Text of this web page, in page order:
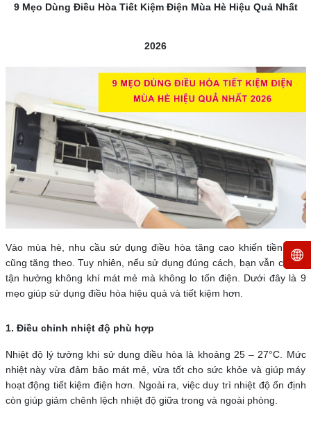
9 Mẹo Dùng Điều Hòa Tiết Kiệm Điện Mùa Hè Hiệu Quả Nhất
2026
Vào mùa hè, nhu cầu sử dụng điều hòa tăng cao khiến tiền điện
cũng tăng theo. Tuy nhiên, nếu sử dụng đúng cách, bạn vẫn có thể
tận hưởng không khí mát mẻ mà không lo tốn điện. Dưới đây là 9
mẹo giúp sử dụng điều hòa hiệu quả và tiết kiệm hơn.
1. Điều chỉnh nhiệt độ phù hợp
Nhiệt độ lý tưởng khi sử dụng điều hòa là khoảng 25 – 27°C. Mức
nhiệt này vừa đảm bảo mát mẻ, vừa tốt cho sức khỏe và giúp máy
hoạt động tiết kiệm điện hơn. Ngoài ra, việc duy trì nhiệt độ ổn định
còn giúp giảm chênh lệch nhiệt độ giữa trong và ngoài phòng.